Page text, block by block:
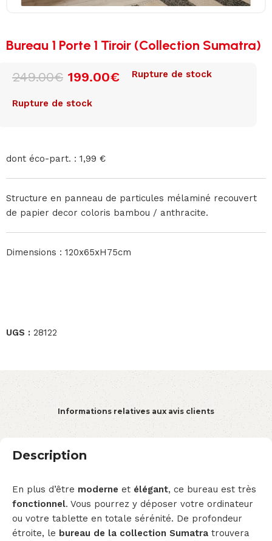
Bureau 1 Porte 1 Tiroir (Collection Sumatra)
249.00€ 199.00€ Rupture de stock
Rupture de stock
dont éco-part. : 1,99 €
Structure en panneau de particules mélaminé recouvert
de papier decor coloris bambou / anthracite.
Dimensions : 120x65xH75cm
UGS : 28122
Informations relatives aux avis clients
Description
En plus d’être moderne et élégant, ce bureau est très
fonctionnel. Vous pourrez y déposer votre ordinateur
ou votre tablette en totale sérénité. De profondeur
étroite, le bureau de la collection Sumatra trouvera